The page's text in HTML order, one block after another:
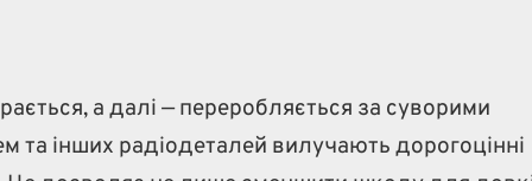
а далі — переробляється за суворими
інших радіодеталей вилучають дорогоцінні